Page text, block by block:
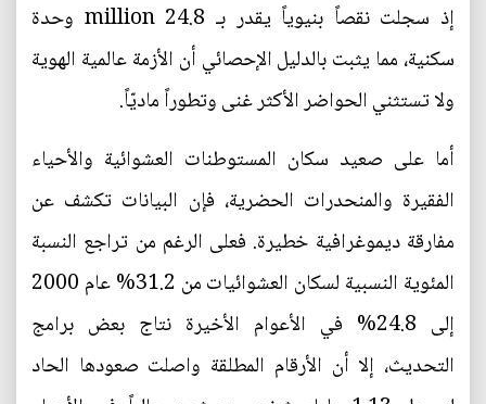
إذ سجلت نقصاً بنيوياً يقدر بـ 24.8 million وحدة
سكنية، مما يثبت بالدليل الإحصائي أن الأزمة عالمية الهوية
ولا تستثني الحواضر الأكثر غنى وتطوراً ماديّاً.
أما على صعيد سكان المستوطنات العشوائية والأحياء
الفقيرة والمنحدرات الحضرية، فإن البيانات تكشف عن
مفارقة ديموغرافية خطيرة. فعلى الرغم من تراجع النسبة
المئوية النسبية لسكان العشوائيات من 31.2% عام 2000
إلى 24.8% في الأعوام الأخيرة نتاج بعض برامج
التحديث، إلا أن الأرقام المطلقة واصلت صعودها الحاد